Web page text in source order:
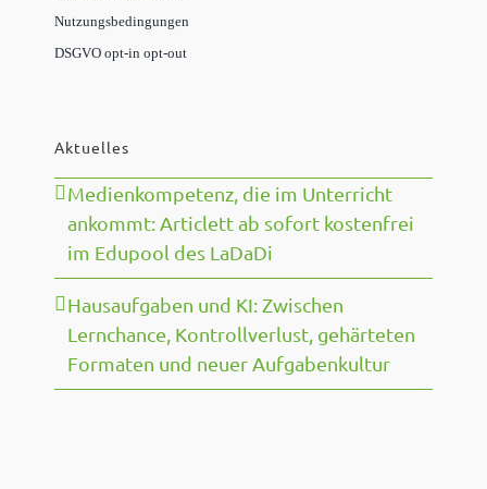
Nutzungsbedingungen
DSGVO opt-in opt-out
Aktuelles
Medienkompetenz, die im Unterricht
ankommt: Articlett ab sofort kostenfrei
im Edupool des LaDaDi
Hausaufgaben und KI: Zwischen
Lernchance, Kontrollverlust, gehärteten
Formaten und neuer Aufgabenkultur